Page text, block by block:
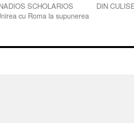
SCHOLARIOS
cu Roma la supunerea
DIN